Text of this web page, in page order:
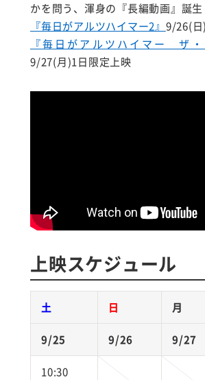
かを問う、渾身の『長編動画』誕生
『毎日がアルツハイマー2』 9/26(
『毎日がアルツハイマー ザ・
9/27(月)1日限定上映
上映スケジュール
土 日 月
9/25 9/26 9/27
10:30